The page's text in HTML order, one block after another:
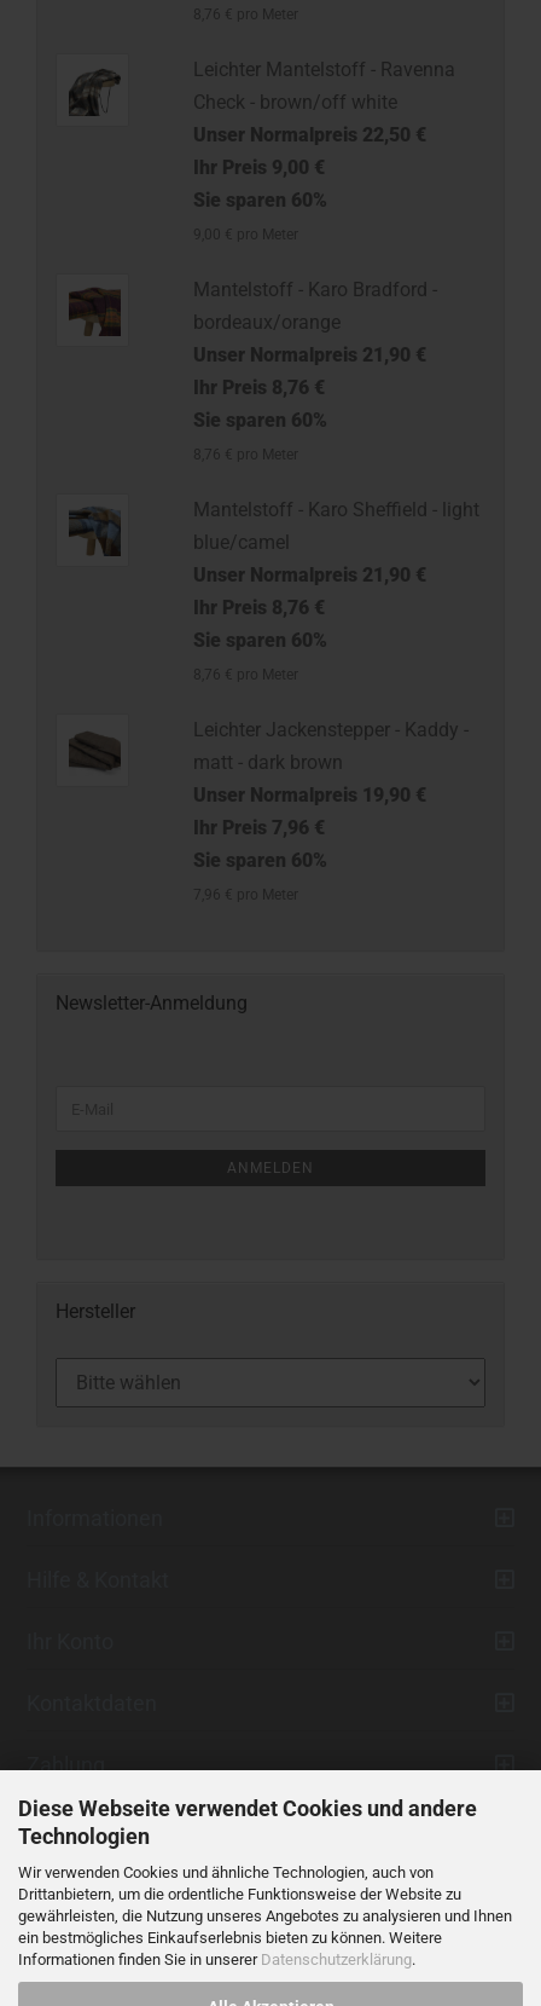
Diese Webseite verwendet Cookies und andere
Technologien
Wir verwenden Cookies und ähnliche Technologien, auch von
Drittanbietern, um die ordentliche Funktionsweise der Website zu
gewährleisten, die Nutzung unseres Angebotes zu analysieren und Ihnen
ein bestmögliches Einkaufserlebnis bieten zu können. Weitere
Informationen finden Sie in unserer Datenschutzerklärung.
Leichter Mantelstoff - Ravenna
Check - brown/off white
Unser Normalpreis 22,50 €
Ihr Preis 9,00 €
Sie sparen 60%
Mantelstoff - Karo Bradford -
bordeaux/orange
Unser Normalpreis 21,90 €
Ihr Preis 8,76 €
Sie sparen 60%
Mantelstoff - Karo Sheffield - light
blue/camel
Unser Normalpreis 21,90 €
Ihr Preis 8,76 €
Sie sparen 60%
Leichter Jackenstepper - Kaddy -
matt - dark brown
Unser Normalpreis 19,90 €
Ihr Preis 7,96 €
Sie sparen 60%
Newsletter-Anmeldung
ANMELDEN
Hersteller
Zahlung
Vertrag widerrufen